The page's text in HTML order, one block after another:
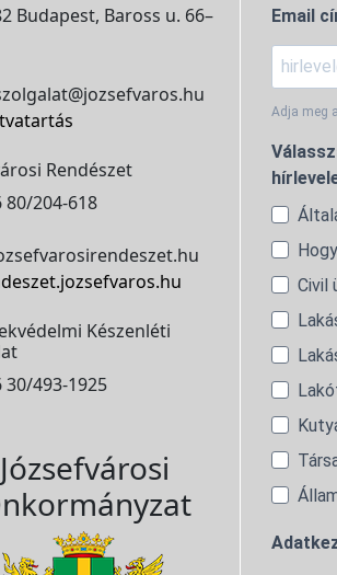
Budapest, Baross u. 66–
Rendészet
80/204-618
Készenléti
30/493-1925
Józsefvárosi
Email
Adja meg
Civil